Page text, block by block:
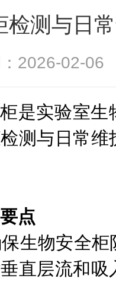
检测与日
：2026-02-
是实验室生
测与日常
点
生物安全柜
直层流和